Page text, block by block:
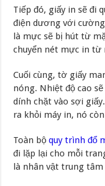
Tiếp đó, giấy in sẽ đi
điện dương với
là mực sẽ bị hút từ
chuyển nét mực in
Cuối cùng, tờ giấy
nóng. Nhiệt độ cao
dính chặt vào sợi
ra khỏi máy in, nó
Toàn bộquy trình đổ
đi lặp lại cho mỗi
là nhân vật trung tâm